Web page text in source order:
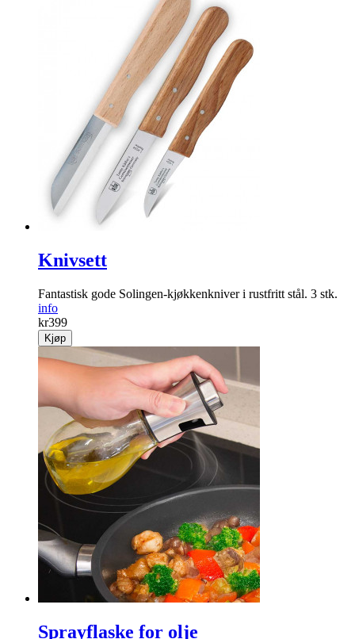
Knivsett
Fantastisk gode Solingen-kjøkkenkniver i rustfritt stål. 3 stk.
info
kr399
Kjøp
Sprayflaske for olje